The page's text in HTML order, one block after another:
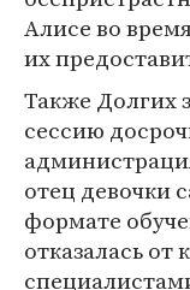
Алисе во
их
Также Долгих
сессию
отец девочки
формате
отказалась от